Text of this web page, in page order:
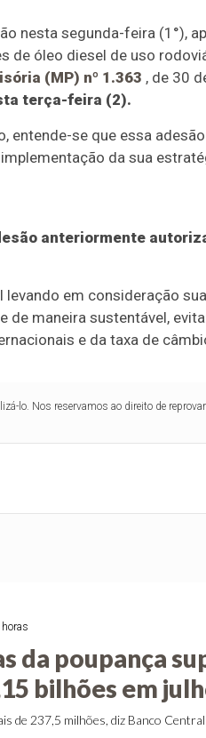
nesta segunda-feira (1°),
óleo diesel de uso
(MP) nº 1.363 , de 30
terça-feira (2).
entende-se que essa
da sua
anteriormente
em consideração
maneira sustentável,
e da taxa de
lo. Nos reservamos ao direito de
da poupança
bilhões em
de 237,5 milhões, diz Banco Central